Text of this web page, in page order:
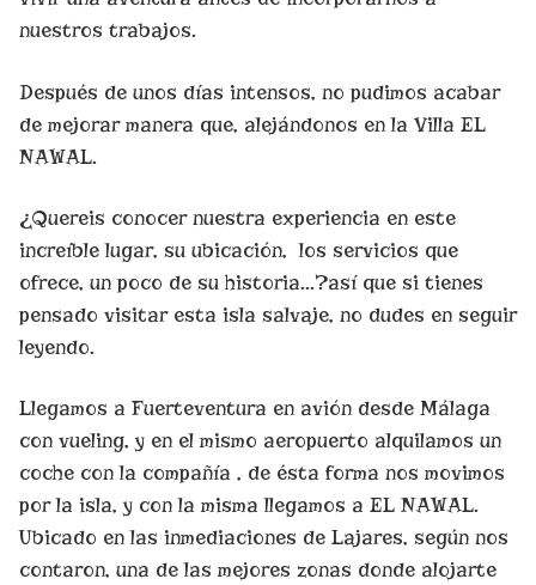
nuestros trabajos.
Después de unos días intensos, no pudimos acabar
de mejorar manera que, alejándonos en la Villa EL
NAWAL.
¿Quereis conocer nuestra experiencia en este
increíble lugar, su ubicación, los servicios que
ofrece, un poco de su historia…?así que si tienes
pensado visitar esta isla salvaje, no dudes en seguir
leyendo.
Llegamos a Fuerteventura en avión desde Málaga
con vueling, y en el mismo aeropuerto alquilamos un
coche con la compañía , de ésta forma nos movimos
por la isla, y con la misma llegamos a EL NAWAL.
Ubicado en las inmediaciones de Lajares, según nos
contaron, una de las mejores zonas donde alojarte